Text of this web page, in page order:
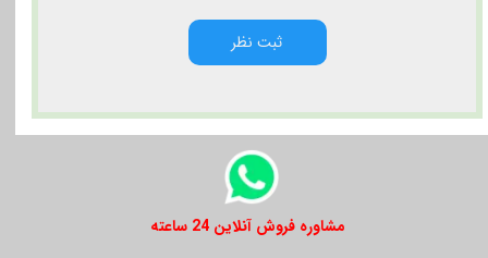
ثبت نظر
​​مشاوره فروش آنلاین 24 ساعته